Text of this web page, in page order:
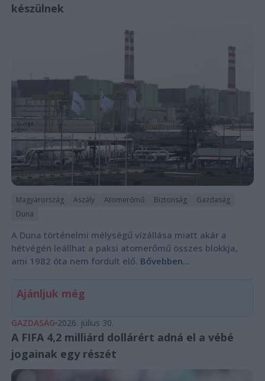
készülnek
Magyarország Aszály Atomerőmű Biztonság
Gazdaság
Duna
A Duna történelmi mélységű vízállása miatt akár a
hétvégén leállhat a paksi atomerőmű összes blokkja,
ami 1982 óta nem fordult elő. Bővebben...
Ajánljuk még
GAZDASÁG 2026. július 30.
A FIFA 4,2 milliárd dollárért adná el a vébé
jogainak egy részét